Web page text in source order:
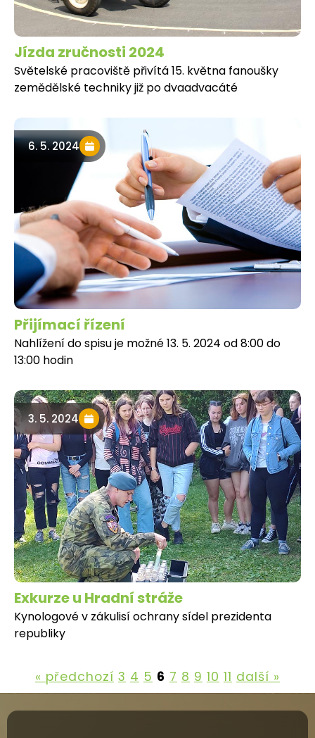
Jízda zručnosti 2024
Světelské pracoviště přivítá 15. května fanoušky
zemědělské techniky již po dvaadvacáté
6. 5. 2024
Přijímací řízení
Nahlížení do spisu je možné 13. 5. 2024 od 8:00 do
13:00 hodin
3. 5. 2024
Exkurze u Hradní stráže
Kynologové v zákulisí ochrany sídel prezidenta
republiky
« předchozí 3 4 5 6 7 8 9 10 11 další »